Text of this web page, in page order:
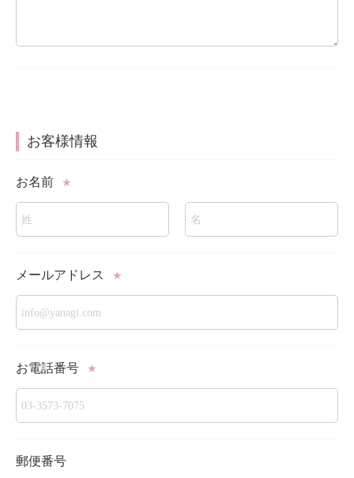
お客様情報
お名前 ★
メールアドレス ★
お電話番号 ★
郵便番号